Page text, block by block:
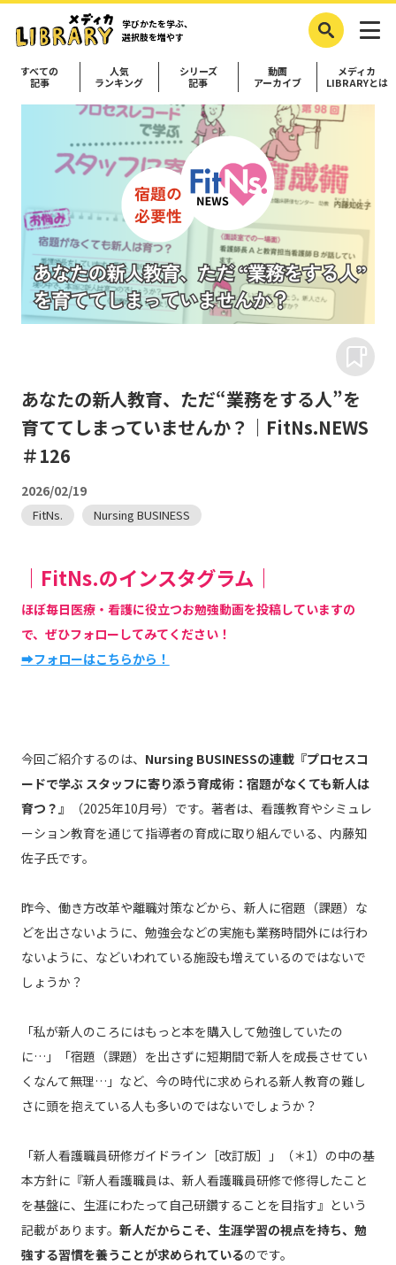
学びかたを学ぶ、
選択肢を増やす
すべての
記事
人気
ランキング
シリーズ
記事
動画
アーカイブ
メディカ
LIBRARYとは
あなたの新人教育、ただ“業務をする人”を
育ててしまっていませんか？｜FitNs.NEWS
＃126
2026/02/19
FitNs. Nursing BUSINESS
｜FitNs.のインスタグラム｜
ほぼ毎日医療・看護に役立つお勉強動画を投稿していますの
で、ぜひフォローしてみてください！
➡フォローはこちらから！
今回ご紹介するのは、 Nursing BUSINESSの連載『プロセスコ
ードで学ぶ スタッフに寄り添う育成術：宿題がなくても新人は
育つ？』
（2025年10月号）です。著者は、看護教育やシミュレ
ーション教育を通じて指導者の育成に取り組んでいる、内藤知
佐子氏です。
昨今、働き方改革や離職対策などから、新人に宿題（課題）な
どを出さないように、勉強会などの実施も業務時間外には行わ
ないように、などいわれている施設も増えているのではないで
しょうか？
「私が新人のころにはもっと本を購入して勉強していたの
に…」「宿題（課題）を出さずに短期間で新人を成長させてい
くなんて無理…」など、今の時代に求められる新人教育の難し
さに頭を抱えている人も多いのではないでしょうか？
「新人看護職員研修ガイドライン［改訂版］」（＊1）の中の基
本方針に『新人看護職員は、新人看護職員研修で修得したこと
を基盤に、生涯にわたって自己研鑽することを目指す』という
記載があります。 新人だからこそ、生涯学習の視点を持ち、勉
強する習慣を養うことが求められているのです。